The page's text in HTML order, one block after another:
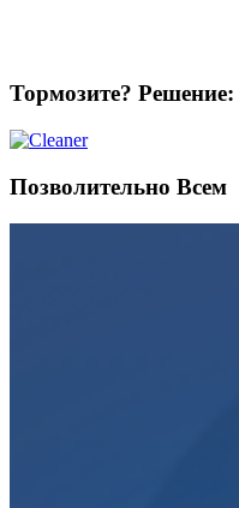
Тормозите? Решение:
Позволительно Всем